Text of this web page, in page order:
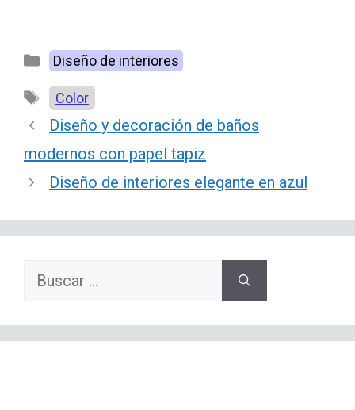
Categorías
Diseño de interiores
Etiquetas
Color
Diseño y decoración de baños
modernos con papel tapiz
Diseño de interiores elegante en azul
Buscar: